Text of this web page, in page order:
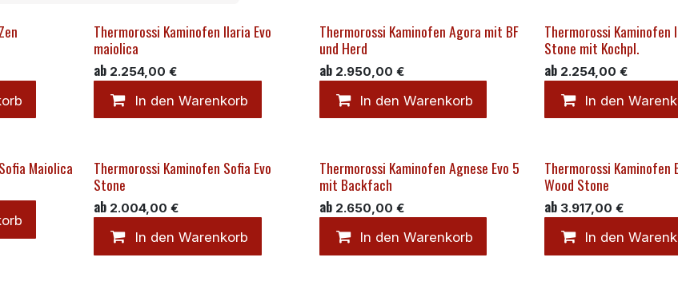
Thermorossi Kaminofen Ilaria Evo
maiolica
ab 2.254,00 €
In den Warenkorb
Thermorossi Kaminofen Agora mit BF
und Herd
ab 2.950,00 €
In den Warenkorb
Thermorossi Kaminofen
Stone mit Kochpl.
ab 2.254,00 €
In den
Maiolica
Thermorossi Kaminofen Sofia Evo
Stone
ab 2.004,00 €
In den Warenkorb
Thermorossi Kaminofen Agnese Evo 5
mit Backfach
ab 2.650,00 €
In den Warenkorb
Thermorossi Kaminofen
Wood Stone
ab 3.917,00 €
In den